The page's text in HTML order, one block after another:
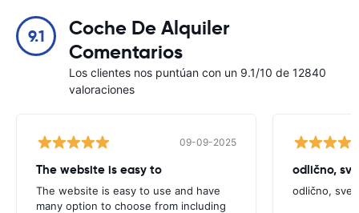
9.1
Coche De Alquiler
Comentarios
Los clientes nos puntúan con un 9.1/10 de 12840
valoraciones
09-09-2025
The website is easy to
The website is easy to use and have
many option to choose from including
odlično,
odlično, sve